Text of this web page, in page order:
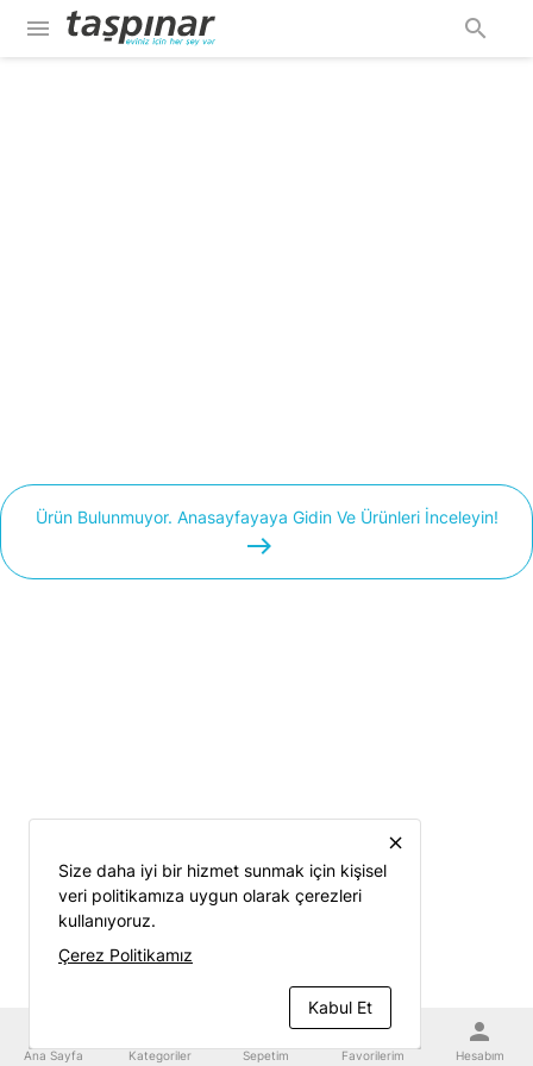
menu search
Ürün Bulunmuyor. Anasayfayaya Gidin Ve Ürünleri İnceleyin!
easts
Ana Sayfa Kategoriler Sepetim
favorite
Favorilerim
person
Hesabım
close
Size daha iyi bir hizmet sunmak için kişisel
veri politikamıza uygun olarak çerezleri
kullanıyoruz.
Çerez Politikamız
Kabul Et